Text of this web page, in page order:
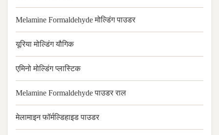
Melamine Formaldehyde मोल्डिंग पाउडर
यूरिया मोल्डिंग यौगिक
एमिनो मोल्डिंग प्लास्टिक
Melamine Formaldehyde पाउडर राल
मेलामाइन फॉर्मल्डिहाइड पाउडर